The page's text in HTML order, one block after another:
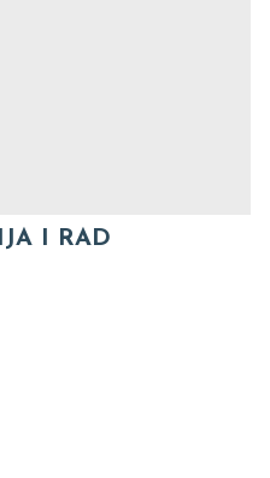
I RAD